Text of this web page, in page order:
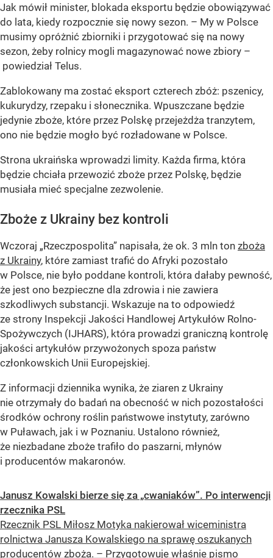
Jak mówił minister, blokada eksportu będzie obowiązywać
do lata, kiedy rozpocznie się nowy sezon. – My w Polsce
musimy opróżnić zbiorniki i przygotować się na nowy
sezon, żeby rolnicy mogli magazynować nowe zbiory –
powiedział Telus.
Zablokowany ma zostać eksport czterech zbóż: pszenicy,
kukurydzy, rzepaku i słonecznika. Wpuszczane będzie
jedynie zboże, które przez Polskę przejeżdża tranzytem,
ono nie będzie mogło być rozładowane w Polsce.
Strona ukraińska wprowadzi limity. Każda firma, która
będzie chciała przewozić zboże przez Polskę, będzie
musiała mieć specjalne zezwolenie.
Zboże z Ukrainy bez kontroli
Wczoraj „Rzeczpospolita” napisała, że ok. 3 mln ton zboża
z Ukrainy, które zamiast trafić do Afryki pozostało
w Polsce, nie było poddane kontroli, która dałaby pewność,
że jest ono bezpieczne dla zdrowia i nie zawiera
szkodliwych substancji. Wskazuje na to odpowiedź
ze strony Inspekcji Jakości Handlowej Artykułów Rolno-
Spożywczych (IJHARS), która prowadzi graniczną kontrolę
jakości artykułów przywożonych spoza państw
członkowskich Unii Europejskiej.
Z informacji dziennika wynika, że ziaren z Ukrainy
nie otrzymały do badań na obecność w nich pozostałości
środków ochrony roślin państwowe instytuty, zarówno
w Puławach, jak i w Poznaniu. Ustalono również,
że niezbadane zboże trafiło do paszarni, młynów
i producentów makaronów.
Janusz Kowalski bierze się za „cwaniaków”. Po interwencji
rzecznika PSL
Rzecznik PSL Miłosz Motyka nakierował wiceministra
rolnictwa Janusza Kowalskiego na sprawę oszukanych
producentów zboża. – Przygotowuje właśnie pismo